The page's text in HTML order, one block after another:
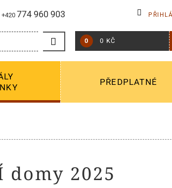
+420 774 960 903
0 0 KČ
PŘEDPLATNÉ
domy 2025